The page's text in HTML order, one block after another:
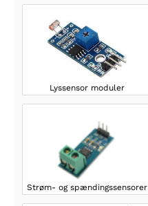
Lyssensor moduler
Strøm- og spændingssensorer